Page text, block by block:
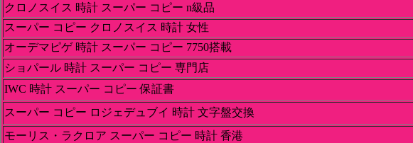
クロノスイス 時計 スーパー コピー n級品
スーパー コピー クロノスイス 時計 女性
オーデマピゲ 時計 スーパー コピー 7750搭載
ショパール 時計 スーパー コピー 専門店
IWC 時計 スーパー コピー 保証書
スーパー コピー ロジェデュブイ 時計 文字盤交換
モーリス・ラクロア スーパー コピー 時計 香港